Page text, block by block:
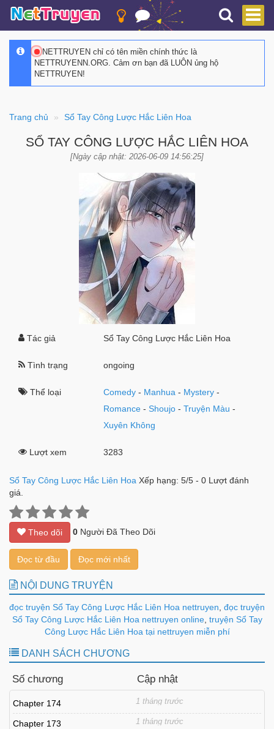
NETTRUYEN chỉ có tên miền chính thức là
NETTRUYENN.ORG. Cảm ơn bạn đã LUÔN ủng hộ
NETTRUYEN!
Trang chủ Sổ Tay Công Lược Hắc Liên Hoa
SỔ TAY CÔNG LƯỢC HẮC LIÊN HOA
[Ngày cập nhật: 2026-06-09 14:56:25]
Tác giả Sổ Tay Công Lược Hắc Liên Hoa
Tình trạng ongoing
Thể loại Comedy - Manhua - Mystery -
Romance -Shoujo -Truyện Màu -
Xuyên Không
Lượt xem 3283
Sổ Tay Công Lược Hắc Liên Hoa Xếp hạng: 5/5 - 0 Lượt đánh
giá.
Theo dõi 0 Người Đã Theo Dõi
Đọc từ đầu Đọc mới nhất
NỘI DUNG TRUYỆN
đọc truyện Sổ Tay Công Lược Hắc Liên Hoa nettruyen đọc truyện
Sổ Tay Công Lược Hắc Liên Hoa nettruyen online, truyện Sổ Tay
Công Lược Hắc Liên Hoa tại nettruyen miễn phí
DANH SÁCH CHƯƠNG
Số chương Cập nhật
Chapter 174 1 tháng trước
Chapter 173 1 tháng trước